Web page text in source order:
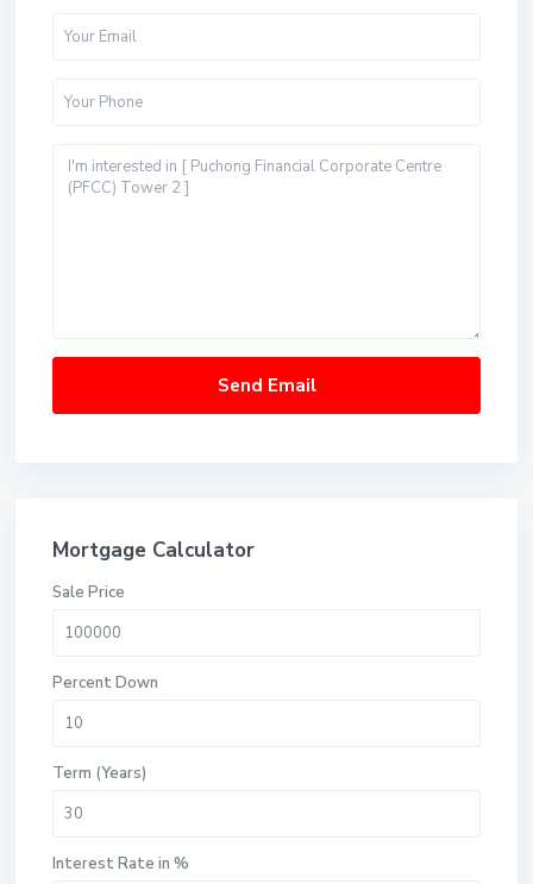
Mortgage Calculator
Sale Price
Percent Down
Term (Years)
Interest Rate in %